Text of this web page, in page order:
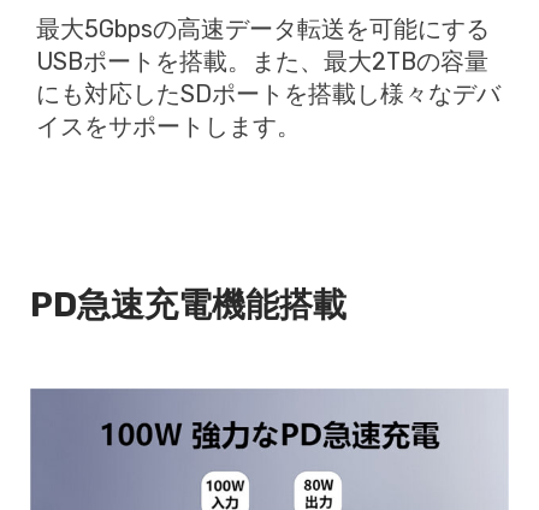
最大5Gbpsの高速データ転送を可能にする
USBポートを搭載。また、最大2TBの容量
にも対応したSDポートを搭載し様々なデバ
イスをサポートします。
PD急速充電機能搭載